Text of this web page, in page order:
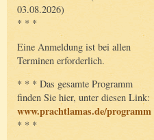
03.08.2026)
* * *
Eine Anmeldung ist bei allen
Terminen erforderlich.
* * * Das gesamte Programm
finden Sie hier, unter diesen Link:
www.prachtlamas.de/programm
* * *